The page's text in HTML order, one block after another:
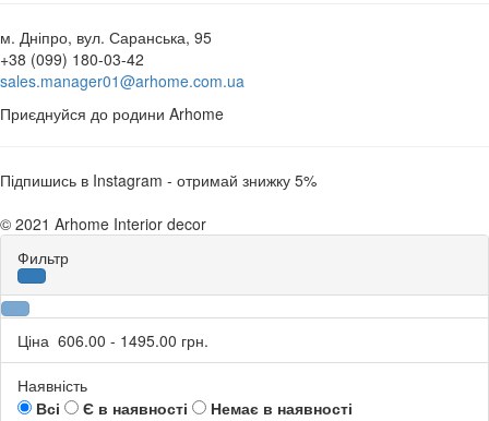
м. Дніпро, вул. Саранська, 95
+38 (099) 180-03-42
sales.manager01@arhome.com.ua
Приєднуйся до родини Arhome
Підпишись в Instagram - отримай знижку 5%
© 2021 Arhome Interior decor
Фильтр
Ціна 606.00 - 1495.00 грн.
Наявність
Всі
Є в наявності Немає в наявності